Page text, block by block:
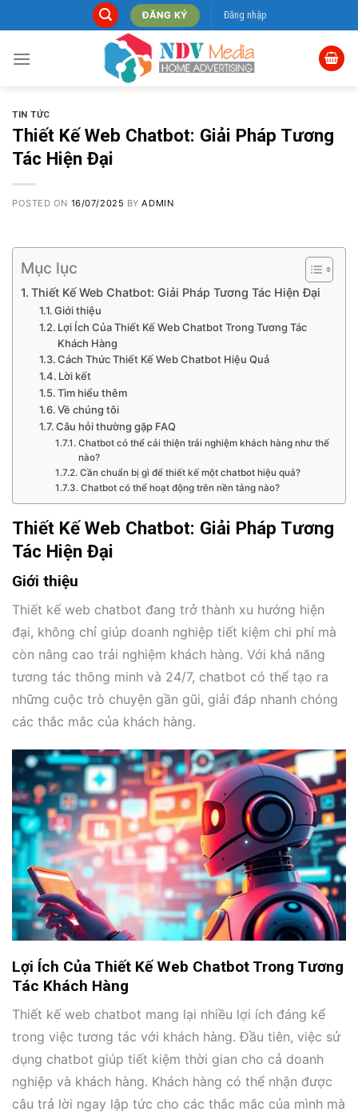
to
content
ĐĂNG KÝ Đăng nhập
TIN TỨC
Thiết Kế Web Chatbot: Giải Pháp Tương
Tác Hiện Đại
POSTED ON 16/07/2025 BYADMIN
Mục lục
Thiết Kế Web Chatbot: Giải Pháp Tương Tác Hiện Đại
Giới thiệu
Lợi Ích Của Thiết Kế Web Chatbot Trong Tương Tác
Khách Hàng
Cách Thức Thiết Kế Web Chatbot Hiệu Quả
Lời kết
Tìm hiểu thêm
Về chúng tôi
Câu hỏi thường gặp FAQ
Chatbot có thể cải thiện trải nghiệm khách hàng như thế
nào?
Cần chuẩn bị gì để thiết kế một chatbot hiệu quả?
Chatbot có thể hoạt động trên nền tảng nào?
Thiết Kế Web Chatbot: Giải Pháp Tương
Tác Hiện Đại
Giới thiệu
Thiết kế web chatbot đang trở thành xu hướng hiện
đại, không chỉ giúp doanh nghiệp tiết kiệm chi phí mà
còn nâng cao trải nghiệm khách hàng. Với khả năng
tương tác thông minh và 24/7, chatbot có thể tạo ra
những cuộc trò chuyện gần gũi, giải đáp nhanh chóng
các thắc mắc của khách hàng.
Lợi Ích Của Thiết Kế Web Chatbot Trong Tương
Tác Khách Hàng
Thiết kế web chatbot mang lại nhiều lợi ích đáng kể
trong việc tương tác với khách hàng. Đầu tiên, việc sử
dụng chatbot giúp tiết kiệm thời gian cho cả doanh
nghiệp và khách hàng. Khách hàng có thể nhận được
câu trả lời ngay lập tức cho các thắc mắc của mình mà